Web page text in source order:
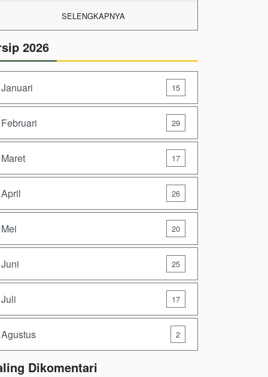
SELENGKAPNYA
2026
Januari 15
Februari 29
Maret 17
April 26
Mei 20
Juni 25
Juli 17
Agustus 2
Dikomentari